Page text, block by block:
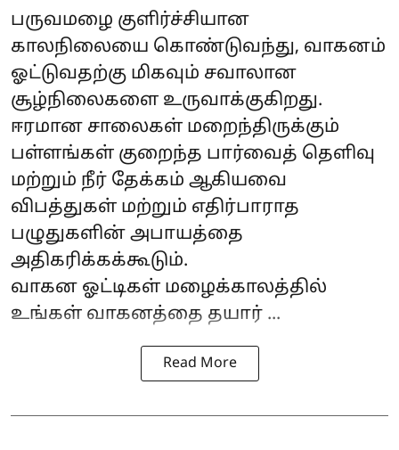
பருவமழை குளிர்ச்சியான
காலநிலையை கொண்டுவந்து, வாகனம்
ஓட்டுவதற்கு மிகவும் சவாலான
சூழ்நிலைகளை உருவாக்குகிறது.
ஈரமான சாலைகள் மறைந்திருக்கும்
பள்ளங்கள் குறைந்த பார்வைத் தெளிவு
மற்றும் நீர் தேக்கம் ஆகியவை
விபத்துகள் மற்றும் எதிர்பாராத
பழுதுகளின் அபாயத்தை
அதிகரிக்கக்கூடும்.
வாகன ஓட்டிகள் மழைக்காலத்தில்
உங்கள் வாகனத்தை தயார் ...
Read More